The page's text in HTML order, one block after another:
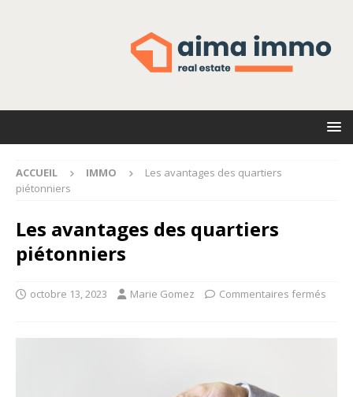
ACCUEIL IMMO
Les avantages des quartiers
piétonniers
Les avantages des quartiers
piétonniers
octobre 13, 2023 Marie Gomez Commentaires fermés